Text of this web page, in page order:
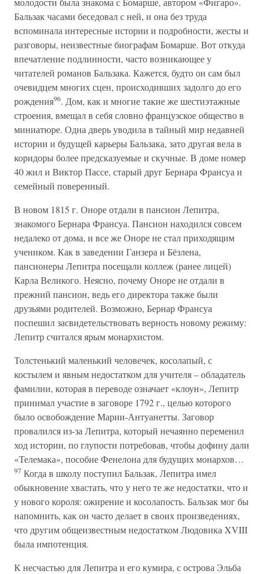
Бальзак часами беседовал с ней, и она без труда
вспоминала интересные истории и подробности, жесты и
разговоры, неизвестные биографам Бомарше. Вот откуда
впечатление подлинности, часто возникающее у
читателей романов Бальзака. Кажется, будто он сам был
очевидцем многих сцен, происходивших задолго до его
рождения96. Дом, как и многие такие же шестиэтажные
строения, вмещал в себя словно французское общество в
миниатюре. Одна дверь уводила в тайный мир недавней
истории и будущей карьеры Бальзака, зато другая вела в
коридоры более предсказуемые и скучные. В доме номер
40 жил и Виктор Пассе, старый друг Бернара Франсуа и
семейный поверенный.
В новом 1815 г. Оноре отдали в пансион Лепитра,
знакомого Бернара Франсуа. Пансион находился совсем
недалеко от дома, и все же Оноре не стал приходящим
учеником. Как в заведении Ганзера и Бёзлена,
пансионеры Лепитра посещали коллеж (ранее лицей)
Карла Великого. Неясно, почему Оноре не отдали в
прежний пансион, ведь его директора также были
друзьями родителей. Возможно, Бернар Франсуа
поспешил засвидетельствовать верность новому режиму:
Лепитр считался ярым монархистом.
Толстенький маленький человечек, косолапый, с
костылем и явным недостатком для учителя – обладатель
фамилии, которая в переводе означает «клоун», Лепитр
принимал участие в заговоре 1792 г., целью которого
было освобождение Марии-Антуанетты. Заговор
провалился из-за Лепитра, который нечаянно переменил
ход истории, по глупости потребовав, чтобы дофину дали
«Телемака», пособие Фенелона для будущих монархов…
97 Когда в школу поступил Бальзак, Лепитра имел
обыкновение хвастать, что у него те же недостатки, что и
у нового короля: ожирение и косолапость. Бальзак мог бы
напомнить, как он часто делает в своих произведениях,
что другим общеизвестным недостатком Людовика XVIII
была импотенция.
К несчастью для Лепитра и его кумира, с острова Эльба